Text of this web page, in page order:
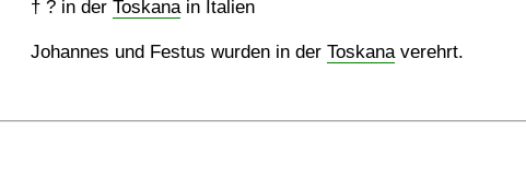
† ? in der Toskanain Italien
Johannes und Festus wurden in der Toskanaverehrt.